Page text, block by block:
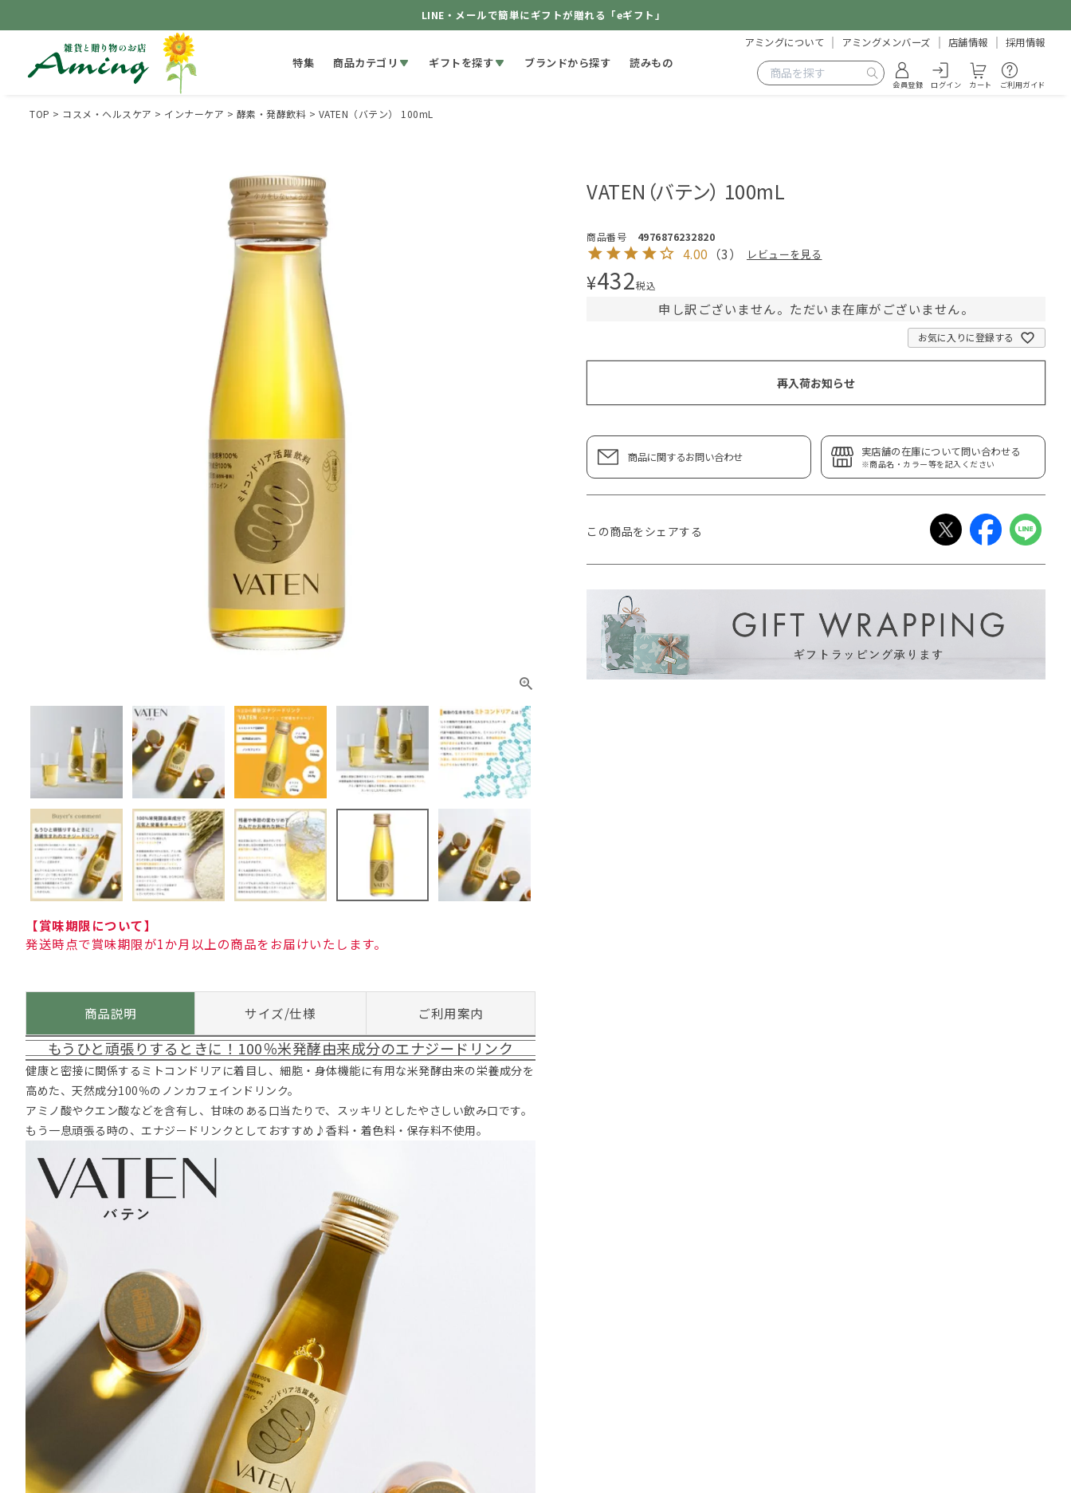
LINE・メールで簡単にギフトが贈れる「eギフト」
特集 商品カテゴリ ギフトを探す ブランドから探す 読みもの
アミングについて アミングメンバーズ 店舗情報 採用情報
会員登録 ログイン カート ご利用ガイド
TOP コスメ・ヘルスケア インナーケア 酵素・発酵飲料 VATEN（バテン） 100mL
【賞味期限について】
発送時点で賞味期限が1か月以上の商品をお届けいたします。
商品説明 サイズ/仕様 ご利用案内
もうひと頑張りするときに！100％米発酵由来成分のエナジードリンク
健康と密接に関係するミトコンドリアに着目し、細胞・身体機能に有用な米発酵由来の栄養成分を
高めた、天然成分100％のノンカフェインドリンク。
アミノ酸やクエン酸などを含有し、甘味のある口当たりで、スッキリとしたやさしい飲み口です。
もう一息頑張る時の、エナジードリンクとしておすすめ♪香料・着色料・保存料不使用。
VATEN（バテン） 100mL
商品番号 4976876232820
4.00 （3） レビューを見る
¥432税込
申し訳ございません。ただいま在庫がございません。
お気に入りに登録する
再入荷お知らせ
商品に関するお問い合わせ 実店舗の在庫について問い合わせる
※商品名・カラー等を記入ください
この商品をシェアする